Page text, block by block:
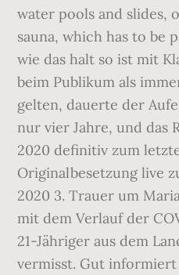
water pools and slides,
sauna, which has to be
wie das halt so ist mit
beim Publikum als
gelten, dauerte der
nur vier Jahre, und das
2020 definitiv zum
Originalbesetzung live
2020 3. Trauer um
mit dem Verlauf der
21-Jähriger aus dem
vermisst. Gut